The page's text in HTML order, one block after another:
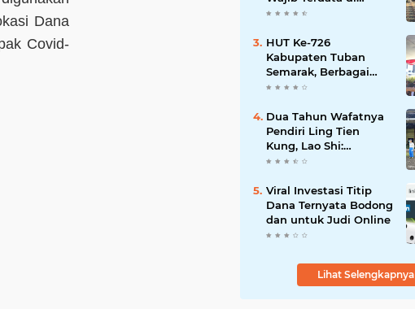
Dana
Covid-
Antar-Kades untuk
Sensus Ekonomi 2026,
Sasaran
HUT Ke-726
Kabupaten Tuban
Semarak, Berbagai
Prestasinya Pun
Dua Tahun Wafatnya
Pendiri Ling Tien
Kung, Lao Shi:
Amanah Harus Kita
Viral Investasi Titip
Dana Ternyata Bodong
dan untuk Judi Online
Lihat Selengkapnya